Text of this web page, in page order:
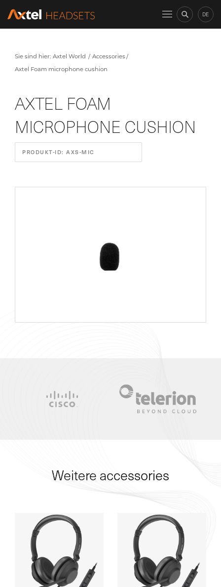
DE
Sie sind hier: Axtel World
Accessories
Axtel Foam microphone cushion
AXTEL FOAM
MICROPHONE CUSHION
PRODUKT-ID: AXS-MIC
Weitere accessories